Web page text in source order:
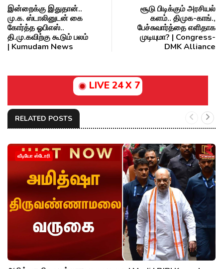
இன்றைக்கு இதுதான்..
மு.க. ஸ்டாலினுடன் கை
கோர்த்த ஓபிஎஸ்..
தி.மு.கவிற்கு கூடும் பலம்
| Kumudam News
சூடு பிடிக்கும் அரசியல்
களம்.. திமுக-காங்.,
பேச்சுவார்த்தை எளிதாக
முடியுமா? | Congress-
DMK Alliance
LIVE 24 X 7
RELATED POSTS
வீடியோ ஸ்டோரி